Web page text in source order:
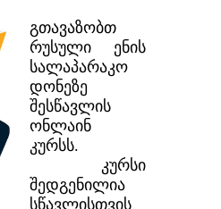
გთავაზობთ
რუსული ენის
სალაპარაკო
დონეზე
შესწავლის
ონლაინ
კურსს.
კურსი
შედგენილია
სწავლისთვის